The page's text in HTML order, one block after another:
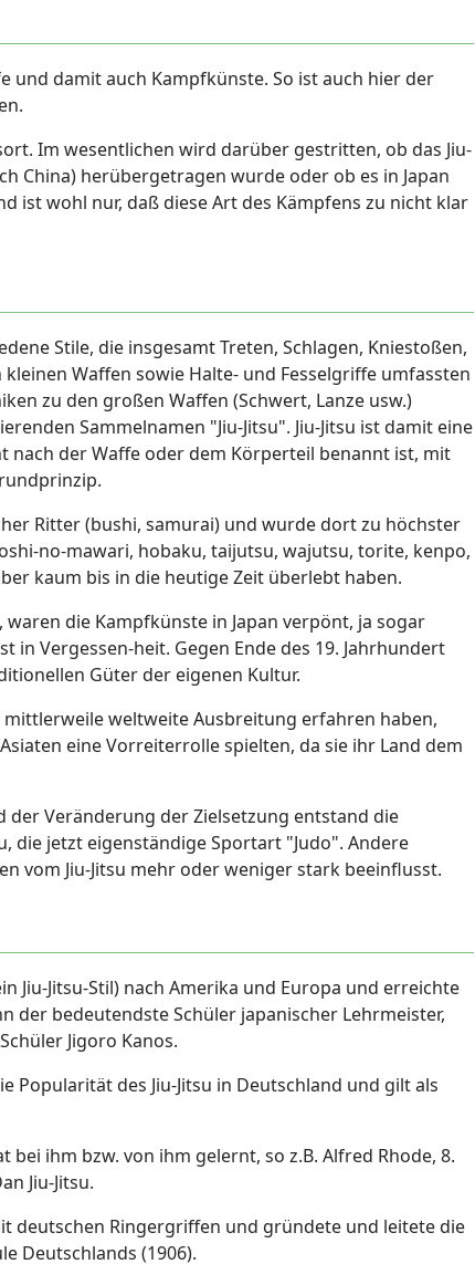
und damit auch Kampfkünste. So ist auch hier der
Im wesentlichen wird darüber gestritten, ob das Jiu-
China) herübergetragen wurde oder ob es in Japan
ist wohl nur, daß diese Art des Kämpfens zu nicht klar
Stile, die insgesamt Treten, Schlagen, Kniestoßen,
Waffen sowie Halte- und Fesselgriffe umfassten
zu den großen Waffen (Schwert, Lanze usw.)
Sammelnamen "Jiu-Jitsu". Jiu-Jitsu ist damit eine
nach der Waffe oder dem Körperteil benannt ist, mit
Ritter (bushi, samurai) und wurde dort zu höchster
no-mawari, hobaku, taijutsu, wajutsu, torite, kenpo,
kaum bis in die heutige Zeit überlebt haben.
die Kampfkünste in Japan verpönt, ja sogar
Vergessen-heit. Gegen Ende des 19. Jahrhundert
Güter der eigenen Kultur.
weltweite Ausbreitung erfahren haben,
eine Vorreiterrolle spielten, da sie ihr Land dem
Veränderung der Zielsetzung entstand die
die jetzt eigenständige Sportart "Judo". Andere
vom Jiu-Jitsu mehr oder weniger stark beeinflusst.
Jiu-Jitsu-Stil) nach Amerika und Europa und erreichte
der bedeutendste Schüler japanischer Lehrmeister,
Jigoro Kanos.
Popularität des Jiu-Jitsu in Deutschland und gilt als
bei ihm bzw. von ihm gelernt, so z.B. Alfred Rhode, 8.
Jiu-Jitsu.
deutschen Ringergriffen und gründete und leitete die
Deutschlands (1906).